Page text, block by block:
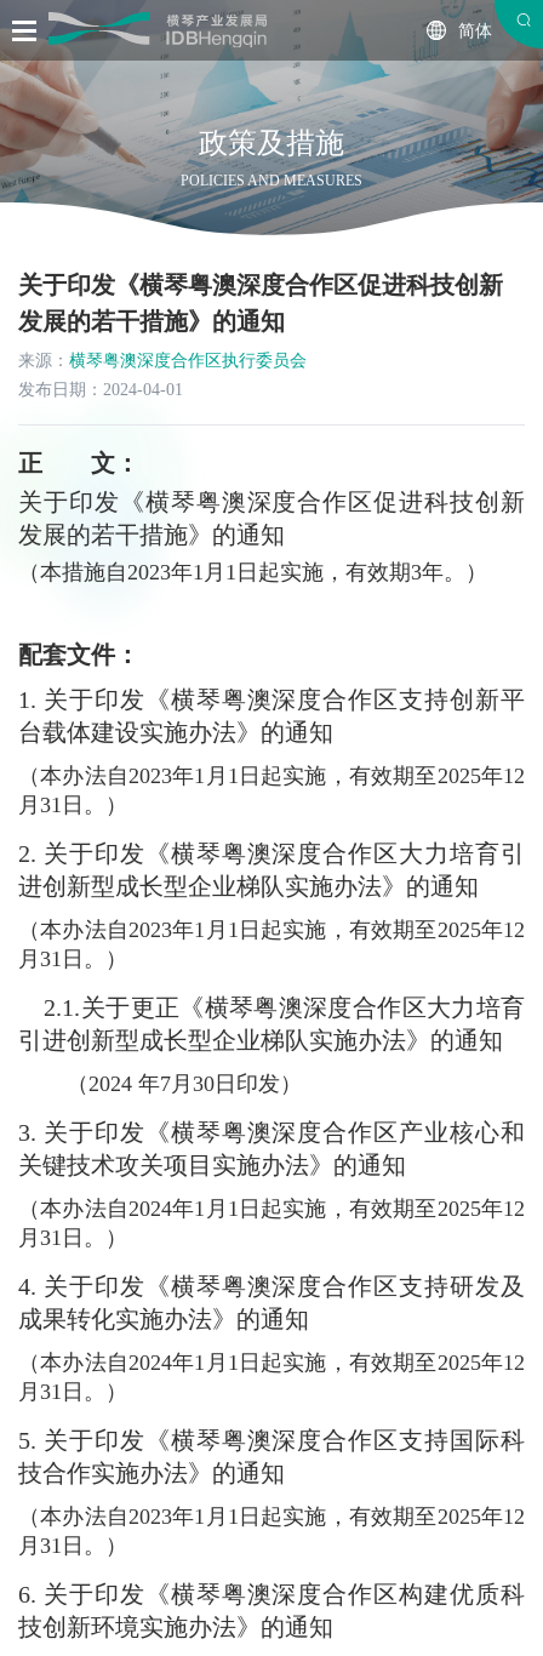
简体
政策及措施
POLICIES AND MEASURES
关于印发《横琴粤澳深度合作区促进科技创新
发展的若干措施》的通知
来源： 横琴粤澳深度合作区执行委员会
发布日期：2024-04-01
正 文：
关于印发《横琴粤澳深度合作区促进科技创新
发展的若干措施》的通知
（本措施自2023年1月1日起实施，有效期3年。）
配套文件：
1. 关于印发《横琴粤澳深度合作区支持创新平
台载体建设实施办法》的通知
（本办法自2023年1月1日起实施，有效期至2025年12
月31日。）
2. 关于印发《横琴粤澳深度合作区大力培育引
进创新型成长型企业梯队实施办法》的通知
（本办法自2023年1月1日起实施，有效期至2025年12
月31日。）
2.1.关于更正《横琴粤澳深度合作区大力培育
引进创新型成长型企业梯队实施办法》的通知
（2024 年7月30日印发）
3. 关于印发《横琴粤澳深度合作区产业核心和
关键技术攻关项目实施办法》的通知
（本办法自2024年1月1日起实施，有效期至2025年12
月31日。）
4. 关于印发《横琴粤澳深度合作区支持研发及
成果转化实施办法》的通知
（本办法自2024年1月1日起实施，有效期至2025年12
月31日。）
5. 关于印发《横琴粤澳深度合作区支持国际科
技合作实施办法》的通知
（本办法自2023年1月1日起实施，有效期至2025年12
月31日。）
6. 关于印发《横琴粤澳深度合作区构建优质科
技创新环境实施办法》的通知